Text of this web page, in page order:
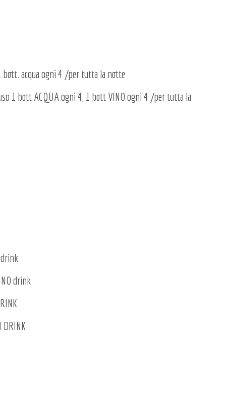
bott. acqua ogni 4 /per tutta la notte
1 bott ACQUA ogni 4, 1 bott VINO ogni 4 /per tutta la
drink
DRINK